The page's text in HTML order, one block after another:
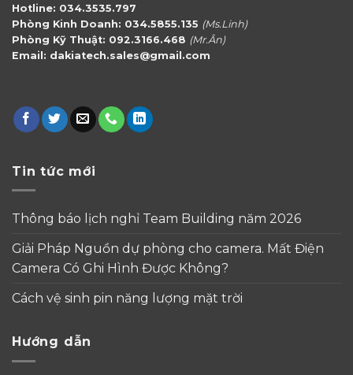
Hotline: 034.3535.797
Phòng Kinh Doanh: 034.5855.135 (Ms.Linh)
Phòng Kỹ Thuật: 092.3166.468 (Mr.Ân)
Email: dakiatech.sales@gmail.com
Tin tức mới
Thông báo lịch nghỉ Team Building năm 2026
Giải Pháp Nguồn dự phòng cho camera. Mất Điện
Camera Có Ghi Hình Được Không?
Cách vệ sinh pin năng lượng mặt trời
Hướng dẫn